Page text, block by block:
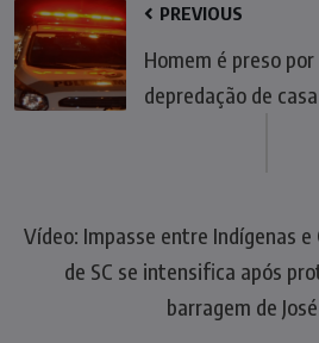
PREVIOUS
Homem é preso
depredação de
Vídeo: Impasse entre Indígenas e
de SC se intensifica após
barragem de